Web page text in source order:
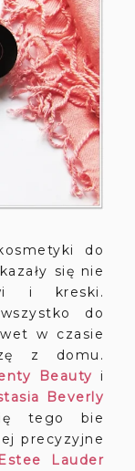
do
się nie
i kreski.
do
w czasie
z domu.
Beauty i
Beverly
tego bie
precyzyjne
Lauder